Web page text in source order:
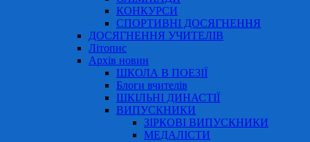
КОНКУРСИ
СПОРТИВНІ ДОСЯГНЕННЯ
ДОСЯГНЕННЯ УЧИТЕЛІВ
Літопис
Архів новин
ШКОЛА В ПОЕЗІЇ
Блоги вчителів
ШКІЛЬНІ ДИНАСТІЇ
ВИПУСКНИКИ
ЗІРКОВІ ВИПУСКНИКИ
МЕДАЛІСТИ